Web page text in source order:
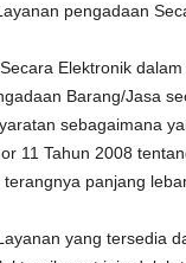
pengadaan
Elektronik
Barang/Jasa
sebagaimana
11 Tahun 2008
panjang
yang tersedia